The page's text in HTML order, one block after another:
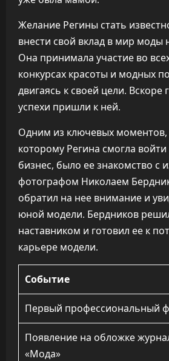
Желание Регины стать
внести свой вклад в мир моды
Она принимала участие во
конкурсах красоты и модных
двигаясь к своей цели.
успехи пришли к ней.
Одним из ключевых моментов,
которому Регина смогла
бизнес, было ее знакомство с
фотографом Николаем
обратил на нее внимание и
юной модели. Бердников
наставником и готовил ее к
карьере модели.
Событие
Первый профессиональный
Появление на обложке
«Мода»